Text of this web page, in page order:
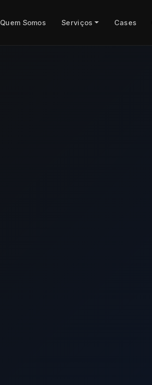
Quem Somos Serviços Cases